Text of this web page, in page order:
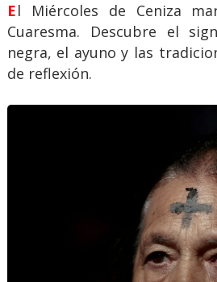
El Miércoles de Ceniza marca el inicio de la
Cuaresma. Descubre el
negra, el ayuno y las
de reflexión.